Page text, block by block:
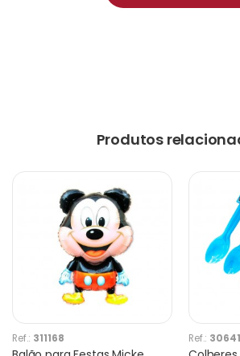
Produtos
Ref.: 311168 Ref.: